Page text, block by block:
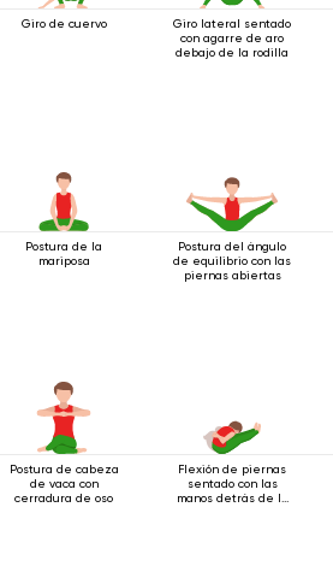
Giro de cuervo
Giro lateral sentado
con agarre de aro
debajo de la rodilla
Postura de la
mariposa
Postura del ángulo
de equilibrio con las
piernas abiertas
Postura de cabeza
de vaca con
cerradura de oso
Flexión de piernas
sentado con las
manos detrás de la